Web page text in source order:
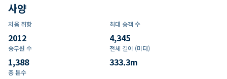
사양
처음 취항
2012
최대 승객 수
4,345
승무원 수
1,388
전체 길이 (미터)
333.3m
총 톤수